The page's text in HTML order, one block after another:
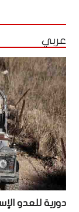
عربي
دورية للعدو